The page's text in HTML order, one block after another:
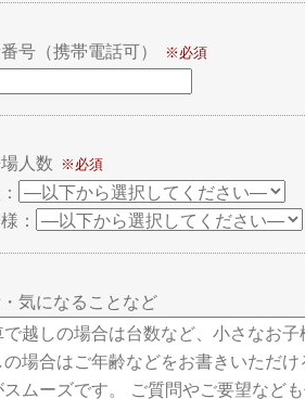
号（携帯電話可）
人数
：
気になることなど